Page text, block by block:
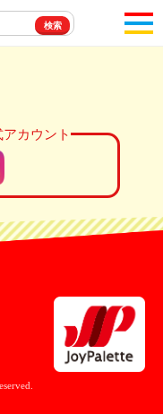
カウント